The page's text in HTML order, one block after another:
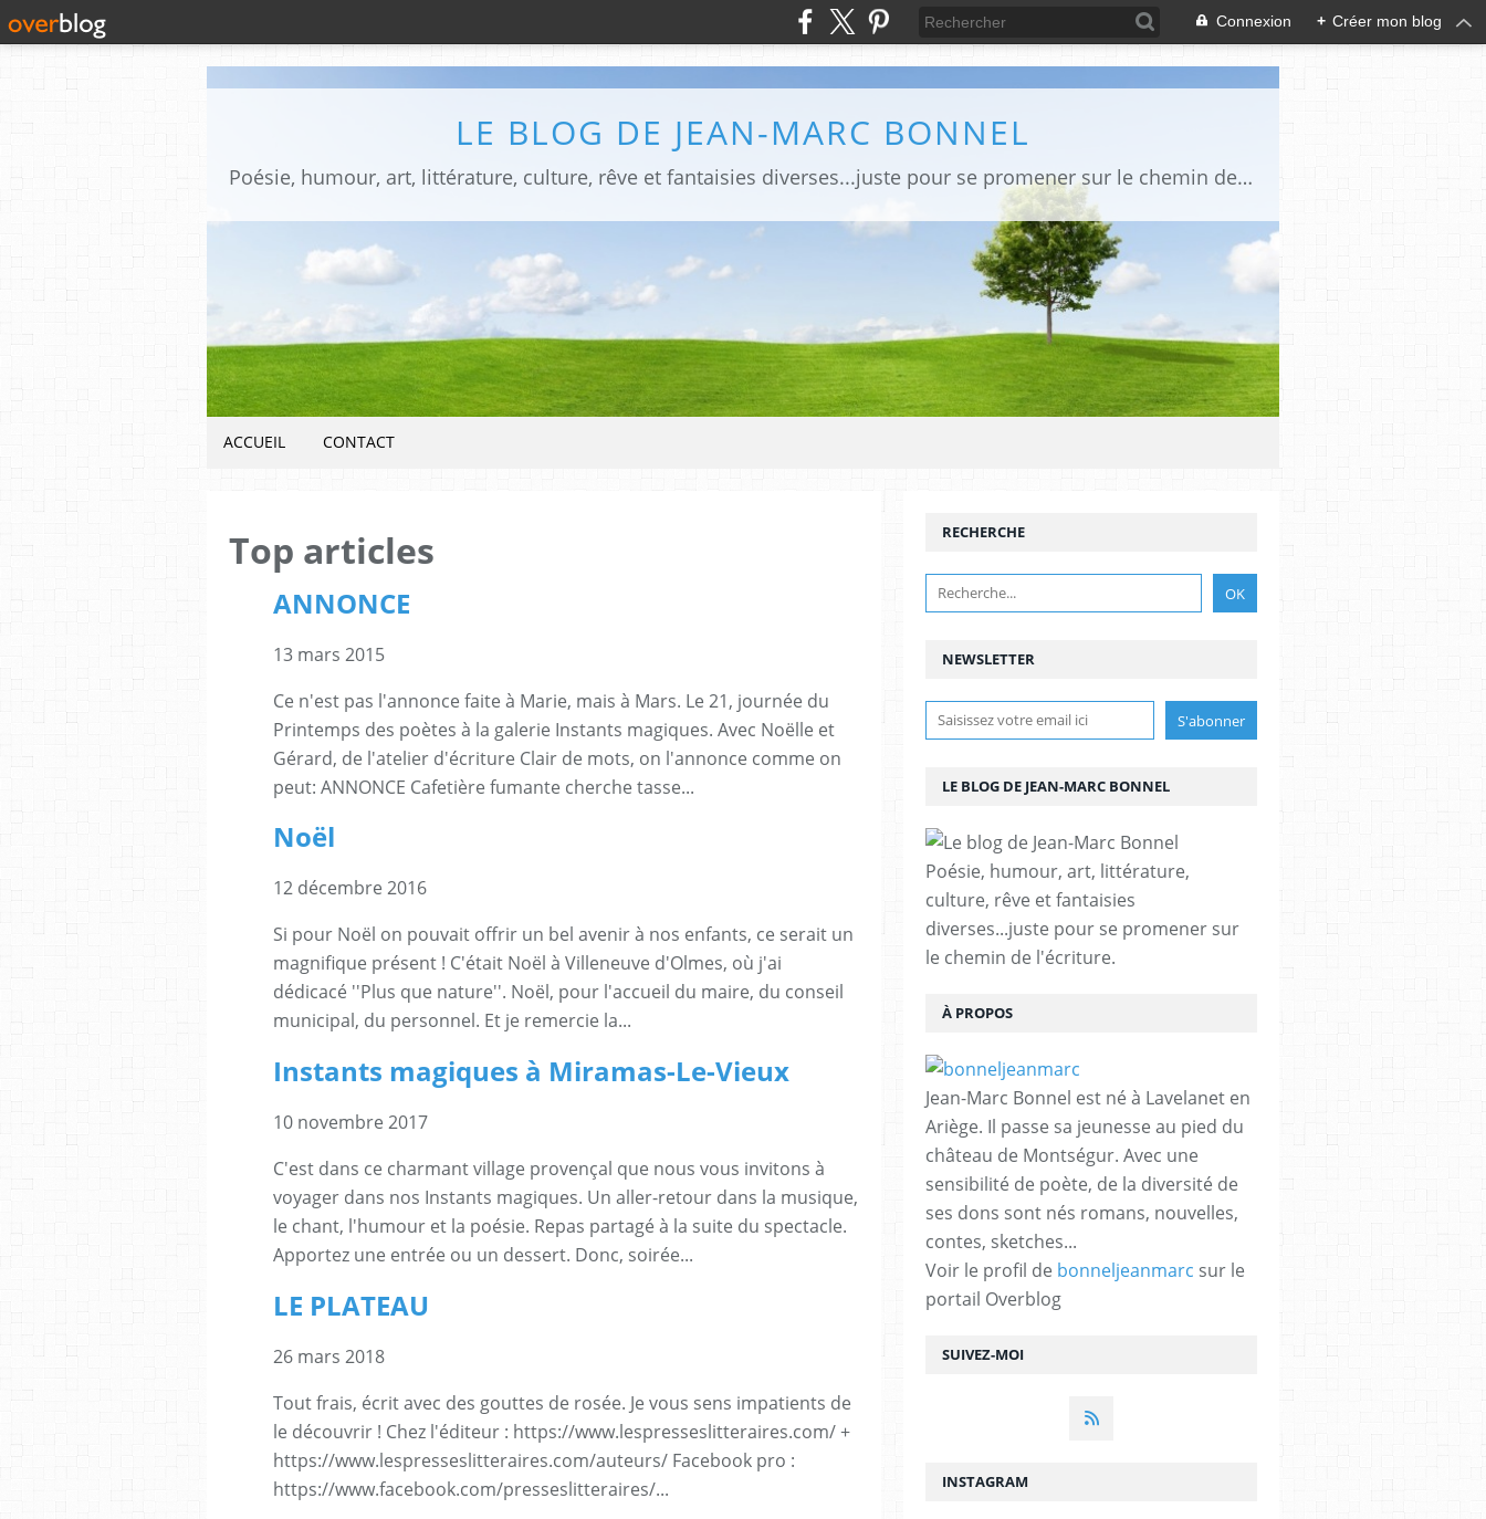
Connexion + Créer mon blog
LE BLOG DE JEAN-MARC BONNEL
Poésie, humour, art, littérature, culture, rêve et fantaisies diverses...juste pour se promener sur le chemin de l'écriture.
ACCUEIL CONTACT
Top articles
ANNONCE
13 mars 2015
Ce n'est pas l'annonce faite à Marie, mais à Mars. Le 21, journée du
Printemps des poètes à la galerie Instants magiques. Avec Noëlle et
Gérard, de l'atelier d'écriture Clair de mots, on l'annonce comme on
peut: ANNONCE Cafetière fumante cherche tasse...
Noël
12 décembre 2016
Si pour Noël on pouvait offrir un bel avenir à nos enfants, ce serait un
magnifique présent ! C'était Noël à Villeneuve d'Olmes, où j'ai
dédicacé ''Plus que nature''. Noël, pour l'accueil du maire, du conseil
municipal, du personnel. Et je remercie la...
Instants magiques à Miramas-Le-Vieux
10 novembre 2017
C'est dans ce charmant village provençal que nous vous invitons à
voyager dans nos Instants magiques. Un aller-retour dans la musique,
le chant, l'humour et la poésie. Repas partagé à la suite du spectacle.
Apportez une entrée ou un dessert. Donc, soirée...
LE PLATEAU
26 mars 2018
Tout frais, écrit avec des gouttes de rosée. Je vous sens impatients de
le découvrir ! Chez l'éditeur : https://www.lespresseslitteraires.com/ +
https://www.lespresseslitteraires.com/auteurs/ Facebook pro :
https://www.facebook.com/presseslitteraires/...
NEWSLETTER
SUIVEZ-MOI
RECHERCHE
LE BLOG DE JEAN-MARC BONNEL
Poésie, humour, art, littérature,
culture, rêve et fantaisies
diverses...juste pour se promener sur
le chemin de l'écriture.
À PROPOS
Jean-Marc Bonnel est né à Lavelanet en
Ariège. Il passe sa jeunesse au pied du
château de Montségur. Avec une
sensibilité de poète, de la diversité de
ses dons sont nés romans, nouvelles,
contes, sketches...
Voir le profil de bonneljeanmarc sur le
portail Overblog
INSTAGRAM